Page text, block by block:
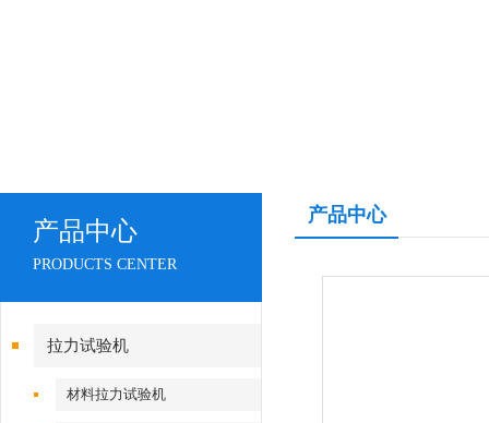
产品中心
PRODUCTS CENTER
拉力试验机
材料拉力试验机
产品中心